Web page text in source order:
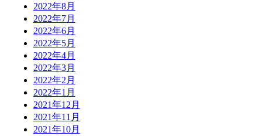
2022年8月
2022年7月
2022年6月
2022年5月
2022年4月
2022年3月
2022年2月
2022年1月
2021年12月
2021年11月
2021年10月